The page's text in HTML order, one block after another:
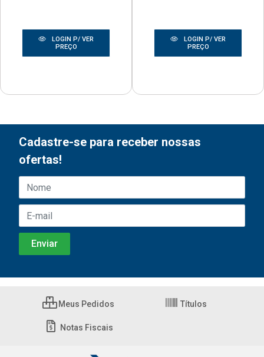
LOGIN P/ VER
PREÇO
LOGIN P/ VER
PREÇO
Cadastre-se para receber nossas
ofertas!
Meus Pedidos Títulos
Notas Fiscais